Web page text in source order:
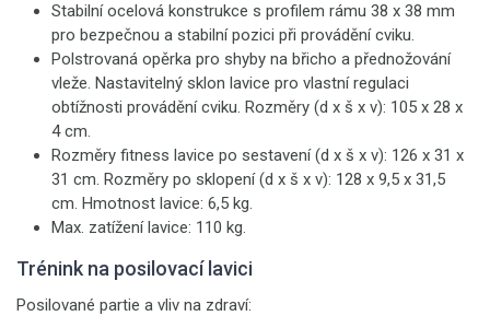
Stabilní ocelová konstrukce s profilem rámu 38 x 38 mm
pro bezpečnou a stabilní pozici při provádění cviku.
Polstrovaná opěrka pro shyby na břicho a přednožování
vleže. Nastavitelný sklon lavice pro vlastní regulaci
obtížnosti provádění cviku. Rozměry (d x š x v): 105 x 28 x
4 cm.
Rozměry fitness lavice po sestavení (d x š x v): 126 x 31 x
31 cm. Rozměry po sklopení (d x š x v): 128 x 9,5 x 31,5
cm. Hmotnost lavice: 6,5 kg.
Max. zatížení lavice: 110 kg.
Trénink na posilovací lavici
Posilované partie a vliv na zdraví: